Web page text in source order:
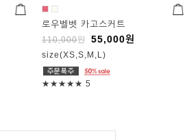
로우벨벳 카고스커트
110,000원 55,000원
size(XS,S,M,L)
★★★★★ 5